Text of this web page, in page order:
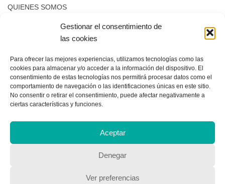
Gestionar el consentimiento de
las cookies
Para ofrecer las mejores experiencias, utilizamos tecnologías como las
cookies para almacenar y/o acceder a la información del dispositivo. El
consentimiento de estas tecnologías nos permitirá procesar datos como el
comportamiento de navegación o las identificaciones únicas en este sitio.
No consentir o retirar el consentimiento, puede afectar negativamente a
ciertas características y funciones.
Aceptar
Denegar
Ver preferencias
QUIENES SOMOS
Quienes somos
POLÍTICA DE PRIVACIDAD
Política de privacidad